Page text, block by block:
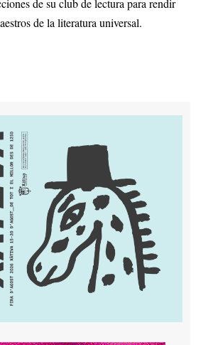
de su club de lectura para rendir
de la literatura universal.